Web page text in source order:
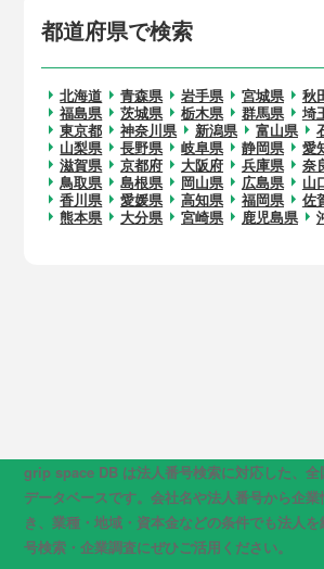
都道府県で検索
北海道 青森県 岩手県 宮城県 秋
福島県
茨城県 栃木県 群馬県 埼
東京都
神奈川県 新潟県 富山県
山梨県
長野県 岐阜県 静岡県 愛
滋賀県
京都府 大阪府 兵庫県 奈
鳥取県
島根県 岡山県 広島県 山
香川県
愛媛県 高知県 福岡県 佐
熊本県
大分県 宮崎県 鹿児島県
grip space DB は法人番号検索に対応した、全
データベースです。会社名や法人番号から企
き、業種・地域・資本金などの条件でも法人
号検索・企業調査にぜひご活用ください。